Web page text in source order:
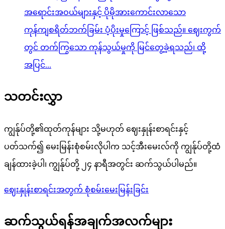
အရောင်းအဝယ်များနှင့် ပိုမိုအားကောင်းလာသော
ကုန်ကျစရိတ်ဘက်ခြမ်း ပံ့ပိုးမှုကြောင့် ဖြစ်သည်။ ဈေးကွက်
တွင် တက်ကြွသော ကုန်သွယ်မှုကို မြင်တွေ့ခဲ့ရသည်၊ ထို့
အပြင်...
သတင်းလွှာ
ကျွန်ုပ်တို့၏ထုတ်ကုန်များ သို့မဟုတ် ဈေးနှုန်းစာရင်းနှင့်
ပတ်သက်၍ မေးမြန်းစုံစမ်းလိုပါက သင့်အီးမေးလ်ကို ကျွန်ုပ်တို့ထံ
ချန်ထားခဲ့ပါ၊ ကျွန်ုပ်တို့ ၂၄ နာရီအတွင်း ဆက်သွယ်ပါမည်။
ဈေးနှုန်းစာရင်းအတွက် စုံစမ်းမေးမြန်းခြင်း
ဆက်သွယ်ရန်အချက်အလက်များ